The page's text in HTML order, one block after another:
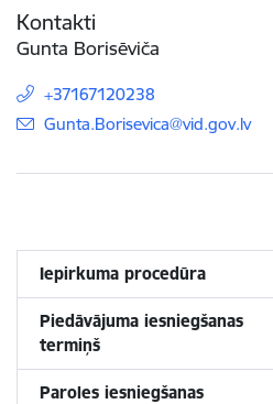
Kontakti
Gunta Borisēviča
+37167120238
E-pasts:
Gunta.Borisevica@vid.gov.lv
Iepirkuma procedūra
Piedāvājuma iesniegšanas
termiņš
Paroles iesniegšanas